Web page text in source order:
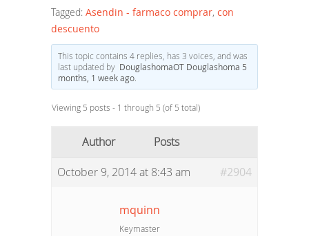
Tagged: Asendin - farmaco comprar, con
descuento
This topic contains 4 replies, has 3 voices, and was
last updated by DouglashomaOT Douglashoma 5
months, 1 week ago
Viewing 5 posts - 1 through 5 (of 5 total)
Author Posts
October 9, 2014 at 8:43 am #2904
mquinn
Keymaster